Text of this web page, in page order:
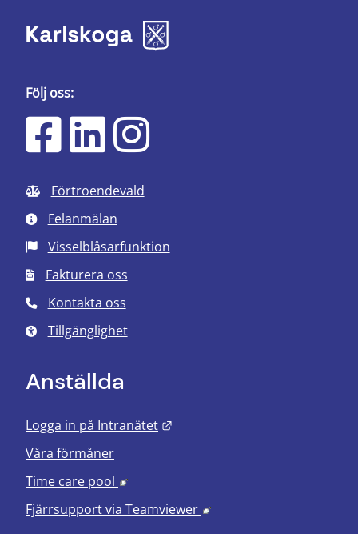
Följ oss:
Förtroendevald
Felanmälan
Visselblåsarfunktion
Fakturera oss
Kontakta oss
Tillgänglighet
Anställda
Logga in på Intranätet
Våra förmåner
Time care pool
Länk till annan webbplats, öppnas i
Fjärrsupport via Teamviewer Länk till annan